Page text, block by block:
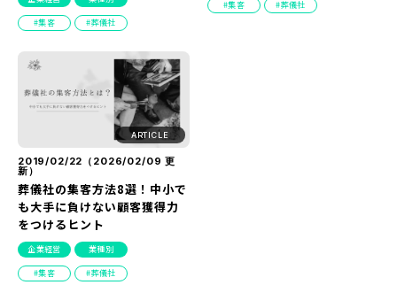
『SUNGROVE』について
利用規約
広告掲載に関する規約
特定商取引法に基づく表記
プライバシーポリシー
運営会社
集客 葬儀社
集客 葬儀社
ARTICLE
2019/02/22（ 2026/02/09 更
新）
葬儀社の集客方法8選！中小で
も大手に負けない顧客獲得力
をつけるヒント
企業経営 業種別
集客 葬儀社